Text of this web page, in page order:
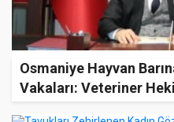
Osmaniye Hayvan
Vakaları: Veteriner